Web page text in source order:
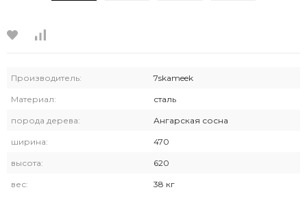
Производитель: 7skameek
Материал: сталь
порода дерева: Ангарская сосна
ширина: 470
высота: 620
вес: 38 кг